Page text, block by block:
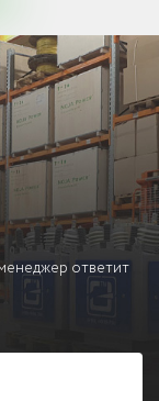
ответит